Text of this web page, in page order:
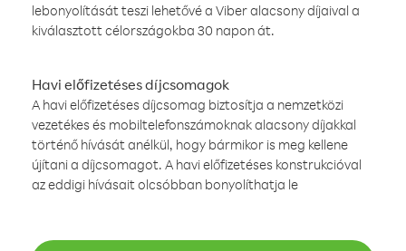
lebonyolítását teszi lehetővé a Viber alacsony díjaival a
kiválasztott célországokba 30 napon át.
Havi előfizetéses díjcsomagok
A havi előfizetéses díjcsomag biztosítja a nemzetközi
vezetékes és mobiltelefonszámoknak alacsony díjakkal
történő hívását anélkül, hogy bármikor is meg kellene
újítani a díjcsomagot. A havi előfizetéses konstrukcióval
az eddigi hívásait olcsóbban bonyolíthatja le